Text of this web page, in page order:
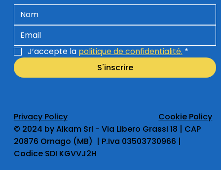
J’accepte la politique de confidentialité. *
S'inscrire
​© 2024 by Alkam Srl - Via Libero Grassi 18 | CAP
20876 Ornago (MB) | P.Iva 03503730966 |
Codice SDI KGVVJ2H
Privacy Policy Cookie Policy